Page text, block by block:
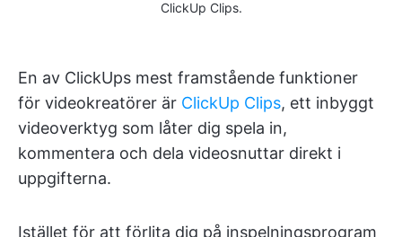
ClickUp Clips.
En av ClickUps mest framstående funktioner
för videokreatörer är ClickUp Clips, ett inbyggt
videoverktyg som låter dig spela in,
kommentera och dela videosnuttar direkt i
uppgifterna.
Istället för att förlita dig på inspelningsprogram